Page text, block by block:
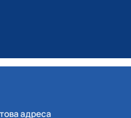
адреса